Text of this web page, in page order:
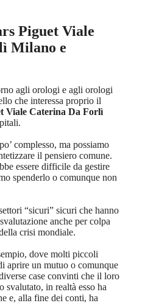
Piguet Viale
Milano e
agli orologi e agli orologi
che interessa proprio il
Viale Caterina Da Forlì
complesso, ma possiamo
il pensiero comune.
essere difficile da gestire
spenderlo o comunque non
“sicuri” sicuri che hanno
anche per colpa
crisi mondiale.
dove molti piccoli
aprire un mutuo o comunque
case convinti che il loro
svalutato, in realtà esso ha
e, alla fine dei conti, ha